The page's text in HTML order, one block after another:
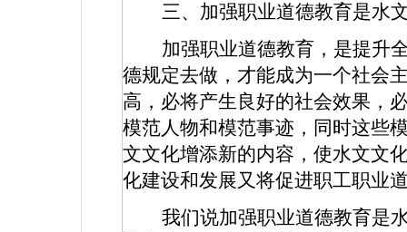
三、加强职业道德教育是水
加强职业道德教育，是提升
德规定去做，才能成为一个社会
高，必将产生良好的社会效果，
模范人物和模范事迹，同时这些
文文化增添新的内容，使水文文
化建设和发展又将促进职工职业
我们说加强职业道德教育是